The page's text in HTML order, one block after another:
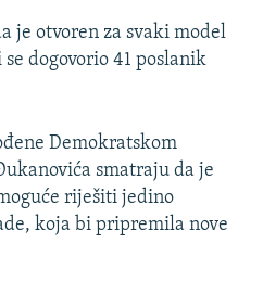
je otvoren za svaki model
dogovorio 41 poslanik
Demokratskom
smatraju da je
riješiti jedino
koja bi pripremila nove